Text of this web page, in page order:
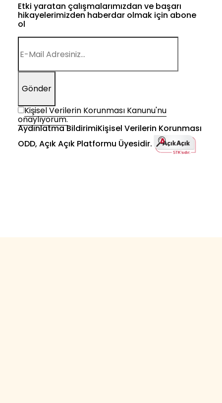
Etki yaratan çalışmalarımızdan ve başarı
hikayelerimizden haberdar olmak için abone
ol
Gönder
Kişisel Verilerin Korunması Kanunu'nu
onaylıyorum.
Aydınlatma BildirimiKişisel Verilerin Korunması
ODD, Açık Açık Platformu Üyesidir.